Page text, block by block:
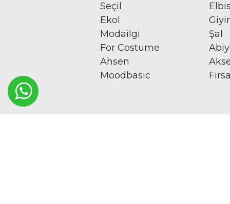
Seçil
Ekol
Modailgi
For Costume
Ahsen
Moodbasic
Şal